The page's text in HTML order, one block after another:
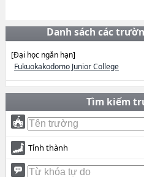
Danh sách các
[Đại học ngắn hạn]
Fukuokakodomo Junior College
Tìm kiếm
Tỉnh thành